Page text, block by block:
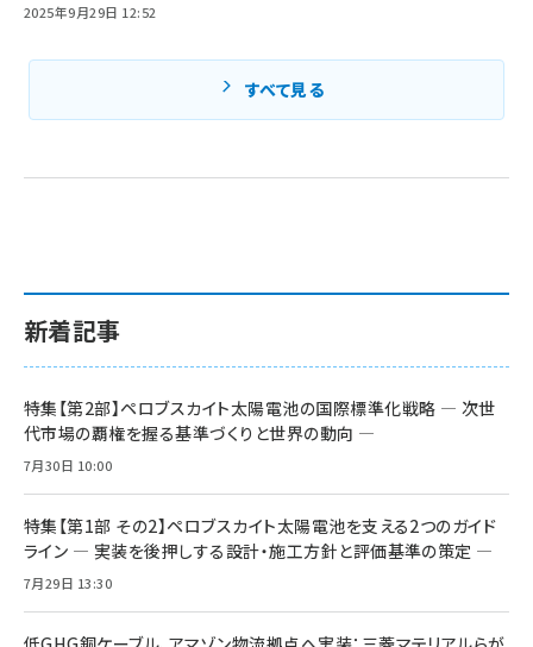
新着記事
特集【第2部】ペロブスカイト太陽電池の国際標準化戦略 ― 次世
代市場の覇権を握る基準づくりと世界の動向 ―
7月30日 10:00
特集【第1部 その2】ペロブスカイト太陽電池を支える2つのガイド
ライン ― 実装を後押しする設計・施工方針と評価基準の策定 ―
7月29日 13:30
2025年9月29日 12:52
すべて見る